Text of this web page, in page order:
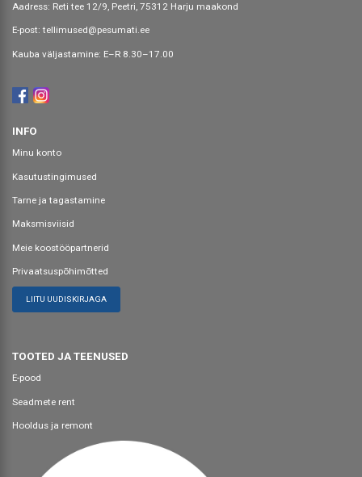
Aadress: Reti tee 12/9, Peetri, 75312 Harju maakond
E-post:tellimused@pesumati.ee
Kauba väljastamine: E–R 8.30–17.00
INFO
Minu konto
Kasutustingimused
Tarne ja tagastamine
Maksmisviisid
Meie koostööpartnerid
Privaatsuspõhimõtted
LIITU UUDISKIRJAGA
TOOTED JA TEENUSED
E-pood
Seadmete rent
Hooldus ja remont